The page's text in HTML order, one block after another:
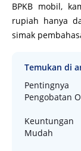
BPKB mobil,
rupiah hanya
simak
Temukan di
Pengobatan
Mudah